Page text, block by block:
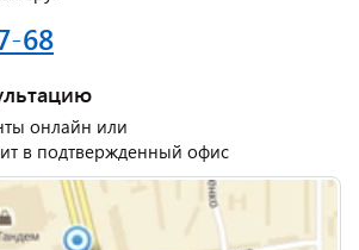
68
онлайн или
в подтвержденный офис